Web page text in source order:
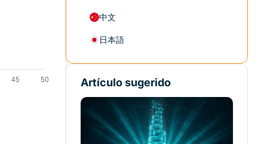
中文
日本語
Artículo sugerido